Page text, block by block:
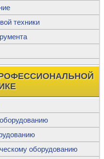
техники
оборудованию